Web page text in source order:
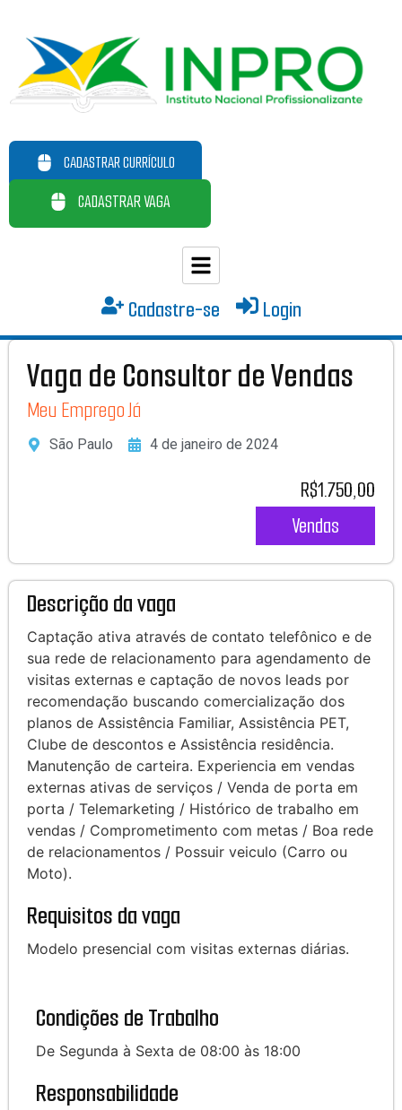
CADASTRAR CURRÍCULO
CADASTRAR VAGA
Cadastre-se Login
Vaga de Consultor de Vendas
Meu Emprego Já
São Paulo 4 de janeiro de 2024
R$1.750,00
Vendas
Descrição da vaga
Captação ativa através de contato telefônico e de
sua rede de relacionamento para agendamento de
visitas externas e captação de novos leads por
recomendação buscando comercialização dos
planos de Assistência Familiar, Assistência PET,
Clube de descontos e Assistência residência.
Manutenção de carteira. Experiencia em vendas
externas ativas de serviços / Venda de porta em
porta / Telemarketing / Histórico de trabalho em
vendas / Comprometimento com metas / Boa rede
de relacionamentos / Possuir veiculo (Carro ou
Moto).
Requisitos da vaga
Modelo presencial com visitas externas diárias.
Condições de Trabalho
De Segunda à Sexta de 08:00 às 18:00
Responsabilidade